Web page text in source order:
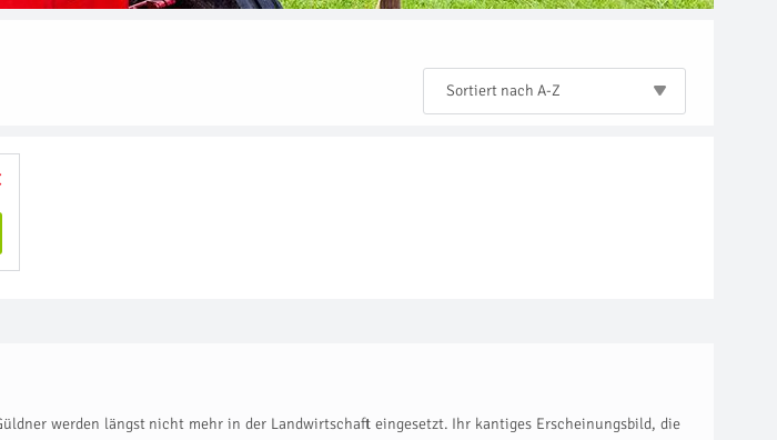
Sortiert nach A-Z
werden längst nicht mehr in der Landwirtschaft eingesetzt. Ihr kantiges Erscheinungsbild, die